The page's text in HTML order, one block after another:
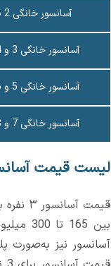
آسانسور خانگی 2 نفره - 5 طبقه
آسانسور خانگی 3 و 4 نفره - 5 طبقه
آسانسور خانگی 5 و 6 نفره - 5 طبقه
آسانسور خانگی 7 و 8 نفره - 5 طبقه
لیست قیمت آسانسور 3
قیمت
بین
آسانسور نیز به‌صورت